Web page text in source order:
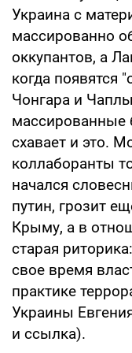
Украина с
массированно
оккупантов, а
когда появятся
Чонгара и
массированные
схавает и это.
коллаборанты
начался
путин, грозит
Крыму, а в
старая
свое время
практике
Украины
и ссылка).